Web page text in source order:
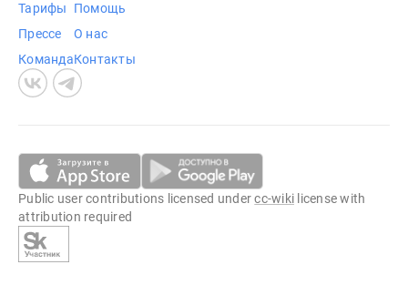
Тарифы
Прессе
Команда
Помощь
О нас
Контакты
Public user contributions licensed undercc-wiki license with
attribution required